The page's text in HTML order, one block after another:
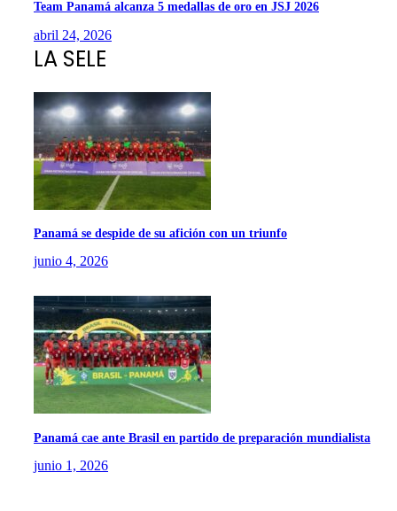
Team Panamá alcanza 5 medallas de oro en JSJ 2026
abril 24, 2026
LA SELE
Panamá se despide de su afición con un triunfo
junio 4, 2026
Panamá cae ante Brasil en partido de preparación mundialista
junio 1, 2026